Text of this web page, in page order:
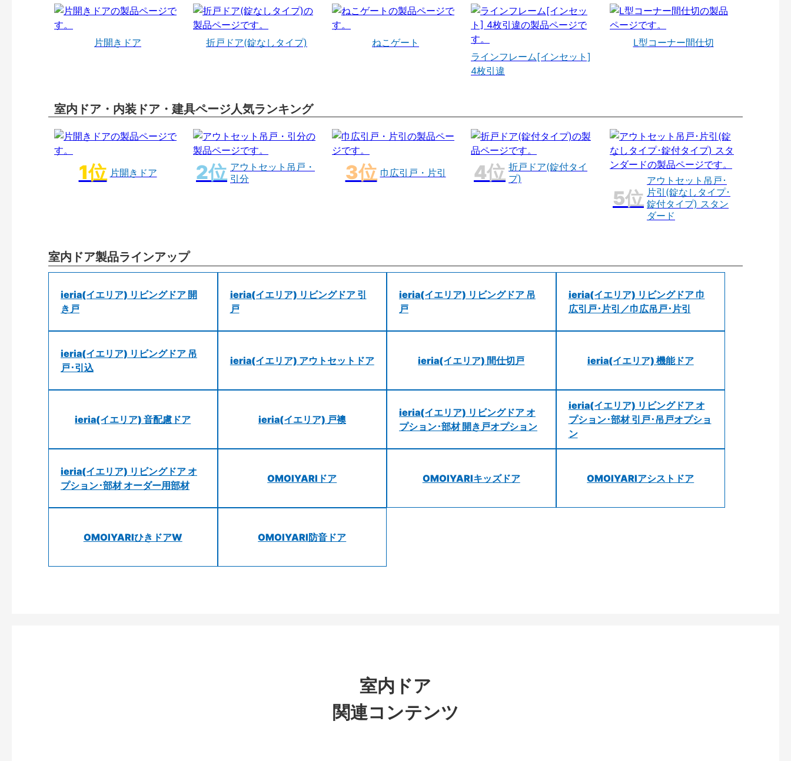
片開きドア 折戸ドア(錠なしタイプ)
ねこゲート
ラインフレーム[インセット]
4枚引違
L型コーナー間仕切
室内ドア・内装ドア・建具ページ人気ランキング
片開きドア
アウトセット吊戸・
引分
巾広引戸・片引
折戸ドア(錠付タイ
プ)
アウトセット吊戸･
片引(錠なしタイプ･
錠付タイプ) スタン
ダード
室内ドア製品ラインアップ
ieria(イエリア) リビングドア 開
き戸
ieria(イエリア) リビングドア 引
戸
ieria(イエリア) リビングドア 吊
戸
ieria(イエリア) リビングドア 巾
広引戸･片引／巾広吊戸･片引
ieria(イエリア) リビングドア 吊
戸･引込
ieria(イエリア) アウトセットドア ieria(イエリア) 間仕切戸 ieria(イエリア) 機能ドア
ieria(イエリア) 音配慮ドア ieria(イエリア) 戸襖
ieria(イエリア) リビングドア オ
プション･部材 開き戸オプション
ieria(イエリア) リビングドア オ
プション･部材 引戸･吊戸オプショ
ン
ieria(イエリア) リビングドア オ
プション･部材 オーダー用部材
OMOIYARIドア OMOIYARIキッズドア OMOIYARIアシストドア
OMOIYARIひきドアW OMOIYARI防音ドア
室内ドア
関連コンテンツ